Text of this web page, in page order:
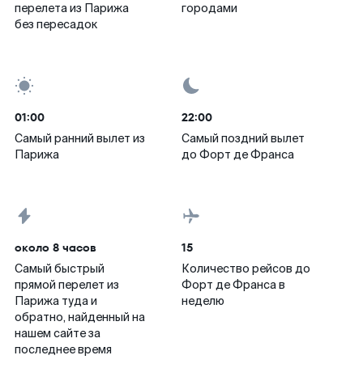
перелета из Парижа
без пересадок
городами
01:00
Самый ранний вылет из
Парижа
22:00
Самый поздний вылет
до Форт де Франса
около 8 часов
Самый быстрый
прямой перелет из
Парижа туда и
обратно, найденный на
нашем сайте за
последнее время
15
Количество рейсов до
Форт де Франса в
неделю